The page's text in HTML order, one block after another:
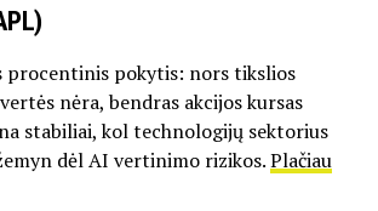
procentinis pokytis: nors tikslios
nėra, bendras akcijos kursas
stabiliai, kol technologijų sektorius
dėl AI vertinimo rizikos.Plačiau